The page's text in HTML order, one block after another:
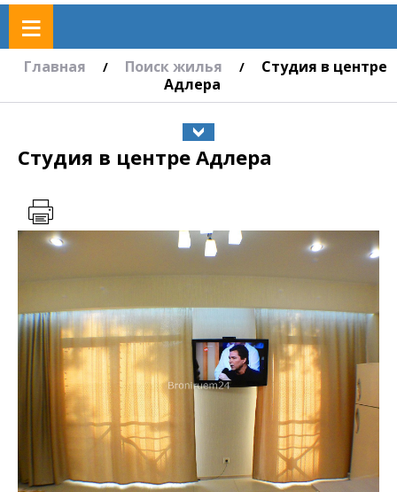
≡
Главная / Поиск жилья /
Студия в центре
Адлера
Студия в центре Адлера